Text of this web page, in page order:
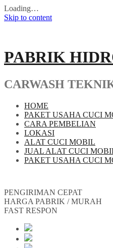
Loading…
Skip to content
PABRIK
CARWASH
HOME
PAKET USAHA CUCI
CARA PEMBELIAN
LOKASI
ALAT CUCI MOBIL
JUAL ALAT CUCI
PAKET USAHA CUCI
PENGIRIMAN CEPAT
HARGA PABRIK / MURAH
FAST RESPON